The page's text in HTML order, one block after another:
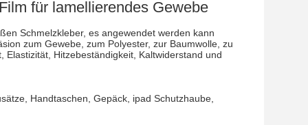
für lamellierendes Gewebe
Schmelzkleber, es angewendet werden kann
zum Gewebe, zum Polyester, zur Baumwolle, zu
Elastizität, Hitzebeständigkeit, Kaltwiderstand und
Handtaschen, Gepäck, ipad Schutzhaube,